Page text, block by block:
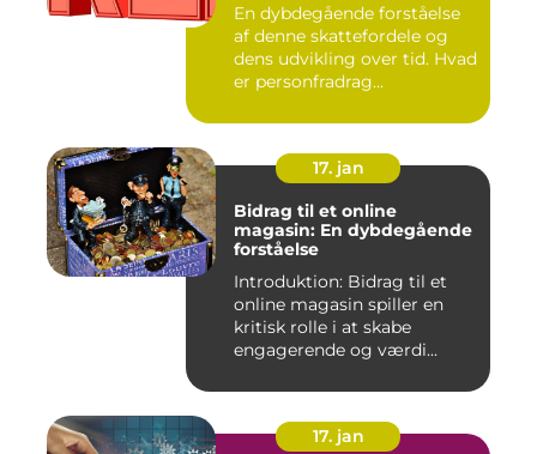
En dybdegående forståelse
af denne skattefordele og
dens udvikling over tid. Hvad
er personfradrag...
17. jan
Bidrag til et online
magasin: En dybdegående
forståelse
Introduktion: Bidrag til et
online magasin spiller en
kritisk rolle i at skabe
engagerende og værdi...
17. jan